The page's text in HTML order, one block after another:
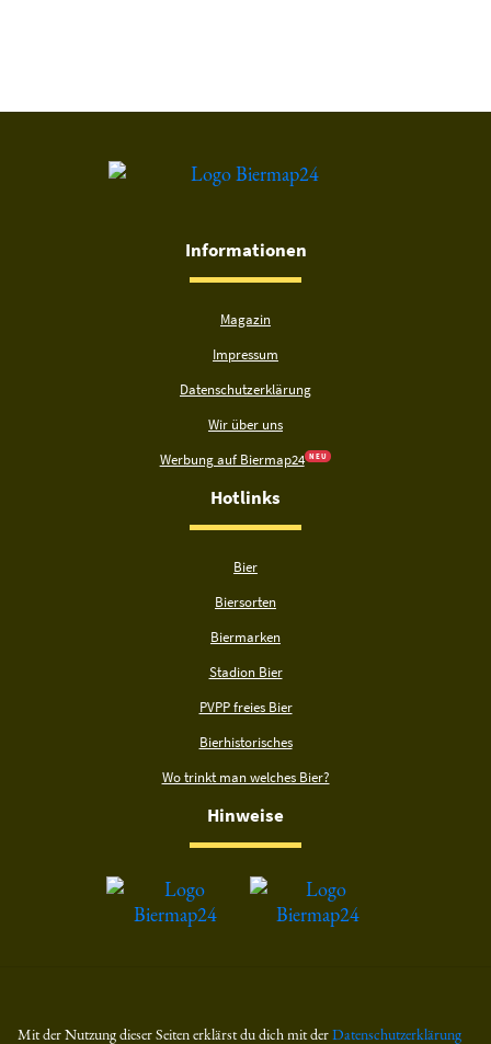
Informationen
Magazin
Impressum
Datenschutzerklärung
Wir über uns
Werbung auf Biermap24 N E U
Hotlinks
Bier
Biersorten
Biermarken
Stadion Bier
PVPP freies Bier
Bierhistorisches
Wo trinkt man welches Bier?
Hinweise
Mit der Nutzung dieser Seiten erklärst du dich mit derDatenschutzerklärung